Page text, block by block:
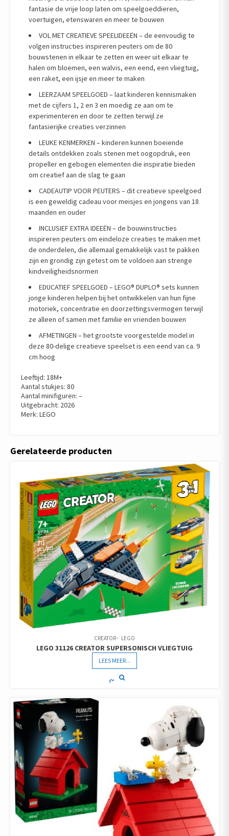
fantasie de vrije loop laten om speelgoeddieren,
voertuigen, etenswaren en meer te bouwen
VOL MET CREATIEVE SPEELIDEEËN – de eenvoudig te
volgen instructies inspireren peuters om de 80
bouwstenen in elkaar te zetten en weer uit elkaar te
halen om bloemen, een walvis, een eend, een vliegtuig,
een raket, een ijsje en meer te maken
LEERZAAM SPEELGOED – laat kinderen kennismaken
met de cijfers 1, 2 en 3 en moedig ze aan om te
experimenteren en door te zetten terwijl ze
fantasierijke creaties verzinnen
LEUKE KENMERKEN – kinderen kunnen boeiende
details ontdekken zoals stenen met oogopdruk, een
propeller en gebogen elementen die inspiratie bieden
om creatief aan de slag te gaan
CADEAUTIP VOOR PEUTERS – dit creatieve speelgoed
is een geweldig cadeau voor meisjes en jongens van 18
maanden en ouder
INCLUSIEF EXTRA IDEEËN – de bouwinstructies
inspireren peuters om eindeloze creaties te maken met
de onderdelen, die allemaal gemakkelijk vast te pakken
zijn en grondig zijn getest om te voldoen aan strenge
kindveiligheidsnormen
EDUCATIEF SPEELGOED – LEGO® DUPLO® sets kunnen
jonge kinderen helpen bij het ontwikkelen van hun fijne
motoriek, concentratie en doorzettingsvermogen terwijl
ze alleen of samen met familie en vrienden bouwen
AFMETINGEN – het grootste voorgestelde model in
deze 80-delige creatieve speelset is een eend van ca. 9
cm hoog
Leeftijd: 18M+
Aantal stukjes: 80
Aantal minifiguren: –
Uitgebracht: 2026
Merk: LEGO
Gerelateerde producten
CREATOR LEGO
LEGO 31126 CREATOR SUPERSONISCH VLIEGTUIG
LEES MEER...